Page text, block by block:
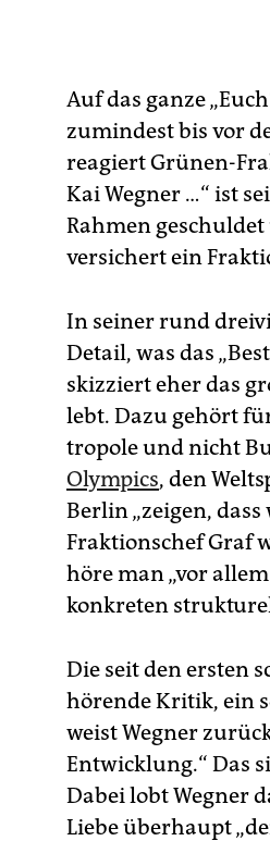
Auf das ganze
zumindest bis vor
reagiert Grünen-
Kai Wegner …“ ist
Rahmen
versichert ein
In seiner rund
Detail, was das
skizziert eher das
lebt. Dazu gehört
tro­pole und nicht
Olympics, den
Berlin „zeigen,
Fraktionschef Graf
höre man „vor
konkreten
Die seit den ersten
hörende Kritik, ein
weist Wegner
Entwicklung.“ Das
Dabei lobt Wegner
Liebe überhaupt